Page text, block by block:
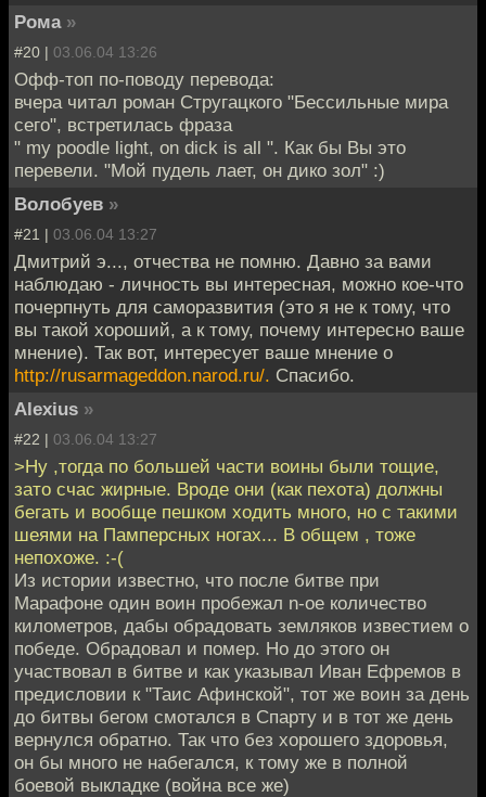
Рома »
#20 | 03.06.04 13:26
Офф-топ по-поводу перевода:
вчера читал роман Стругацкого "Бессильные мира
сего", встретилась фраза
" my poodle light, on dick is all ". Как бы Вы это
перевели. "Мой пудель лает, он дико зол" :)
Волобуев »
#21 | 03.06.04 13:27
Дмитрий э..., отчества не помню. Давно за вами
наблюдаю - личность вы интересная, можно кое-что
почерпнуть для саморазвития (это я не к тому, что
вы такой хороший, а к тому, почему интересно ваше
мнение). Так вот, интересует ваше мнение о
http://rusarmageddon.narod.ru/. Спасибо.
Alexius »
#22 | 03.06.04 13:27
>Ну ,тогда по большей части воины были тощие,
зато счас жирные. Вроде они (как пехота) должны
бегать и вообще пешком ходить много, но с такими
шеями на Памперсных ногах... В общем , тоже
непохоже. :-(
Из истории известно, что после битве при
Марафоне один воин пробежал n-ое количество
километров, дабы обрадовать земляков известием о
победе. Обрадовал и помер. Но до этого он
участвовал в битве и как указывал Иван Ефремов в
предисловии к "Таис Афинской", тот же воин за день
до битвы бегом смотался в Спарту и в тот же день
вернулся обратно. Так что без хорошего здоровья,
он бы много не набегался, к тому же в полной
боевой выкладке (война все же)